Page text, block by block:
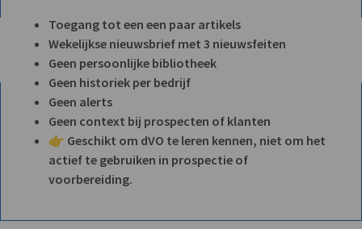
Toegang tot een een paar artikels
Wekelijkse nieuwsbrief met 3 nieuwsfeiten
Geen persoonlijke bibliotheek
Geen historiek per bedrijf
Geen alerts
Geen context bij prospecten of klanten
👉 Geschikt om dVO te leren kennen, niet om het
actief te gebruiken in prospectie of
voorbereiding.